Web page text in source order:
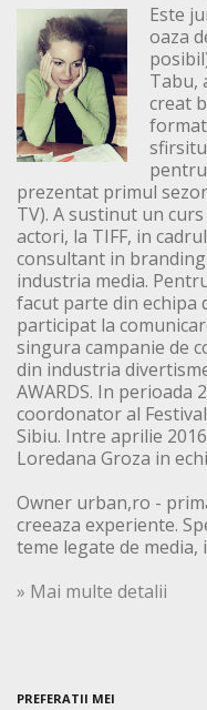
Este
oaza
Tabu,
creat
prezentat primul
TV). A sustinut un
actori, la TIFF, in
consultant in
industria media.
facut parte din echipa
participat la
singura campanie de
din industria
AWARDS. In perioada
coordonator al
Sibiu. Intre aprilie
Loredana Groza in
Owner urban,ro -
creeaza experiente.
teme legate de
» Mai multe detalii
PREFERATII MEI